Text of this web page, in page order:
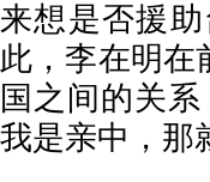
来想是否援
此，李在明在
国之间的关
我是亲中，那